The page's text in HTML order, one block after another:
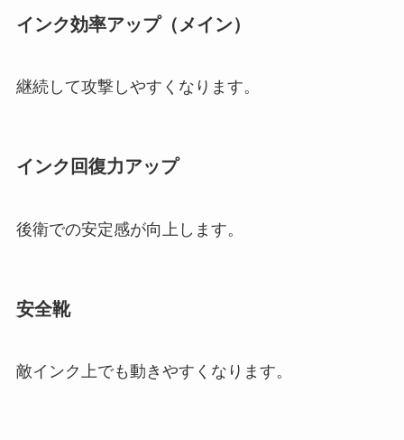
インク効率アップ（メイン）
継続して攻撃しやすくなります。
インク回復力アップ
後衛での安定感が向上します。
安全靴
敵インク上でも動きやすくなります。